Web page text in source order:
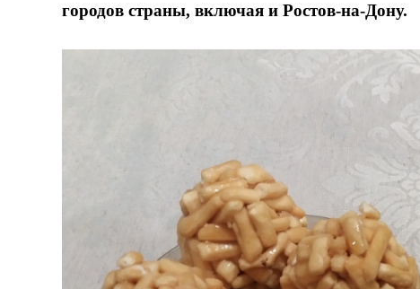
городов страны, включая и Ростов-на-Дону.